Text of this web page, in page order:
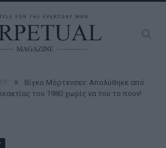
»
Βίγκο Μόρτενσεν: Απολύθηκε από
του 1980 χωρίς να του το πουν!